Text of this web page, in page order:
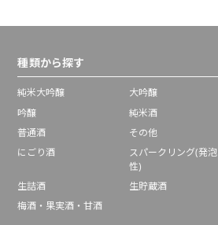
種類から探す
純米大吟醸 大吟醸
吟醸
純米酒
普通酒
その他
にごり酒
スパークリング(発泡
性)
生詰酒 生貯蔵酒
梅酒・果実酒・甘酒